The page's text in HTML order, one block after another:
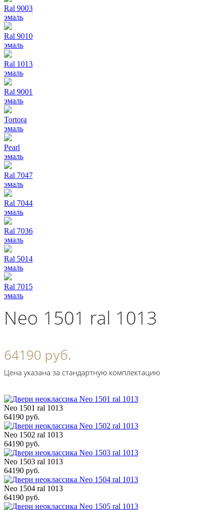
Ral 9003
эмаль
Ral 9010
эмаль
Ral 1013
эмаль
Ral 9001
эмаль
Tortora
эмаль
Pearl
эмаль
Ral 7047
эмаль
Ral 7044
эмаль
Ral 7036
эмаль
Ral 5014
эмаль
Ral 7015
эмаль
Neo 1501 ral 1013
64190 руб.
Цена указана за стандартную комплектацию
Neo 1501 ral 1013
64190 руб.
Neo 1502 ral 1013
64190 руб.
Neo 1503 ral 1013
64190 руб.
Neo 1504 ral 1013
64190 руб.